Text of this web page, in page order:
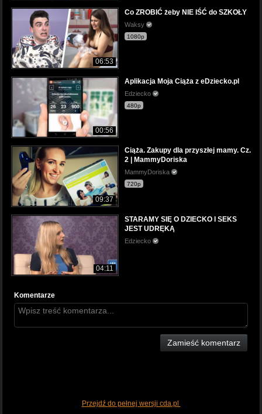
06:53
Co ZROBIĆ żeby NIE IŚĆ do SZKOŁY
Waksy
1080p
00:56
Aplikacja Moja Ciąża z eDziecko.pl
Edziecko
480p
09:37
Ciąża. Zakupy dla przyszłej mamy. Cz.
2 | MammyDoriska
MammyDoriska
720p
04:11
STARAMY SIĘ O DZIECKO I SEKS
JEST UDRĘKĄ
Edziecko
Komentarze
Zamieść komentarz
Przejdź do pełnej wersji cda.pl